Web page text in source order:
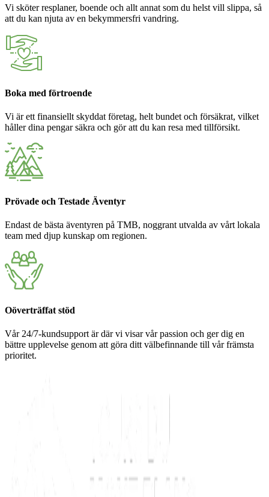
Vi sköter resplaner, boende och allt annat som du helst vill slippa, så
att du kan njuta av en bekymmersfri vandring.
Boka med förtroende
Vi är ett finansiellt skyddat företag, helt bundet och försäkrat, vilket
håller dina pengar säkra och gör att du kan resa med tillförsikt.
Prövade och Testade Äventyr
Endast de bästa äventyren på TMB, noggrant utvalda av vårt lokala
team med djup kunskap om regionen.
Oöverträffat stöd
Vår 24/7-kundsupport är där vi visar vår passion och ger dig en
bättre upplevelse genom att göra ditt välbefinnande till vår främsta
prioritet.